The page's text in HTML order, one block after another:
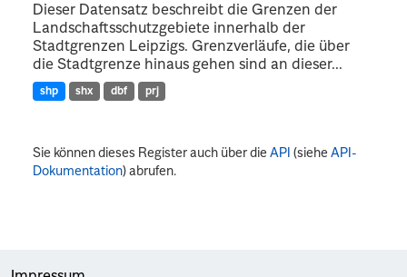
Dieser Datensatz beschreibt die Grenzen der
Landschaftsschutzgebiete innerhalb der
Stadtgrenzen Leipzigs. Grenzverläufe, die über
die Stadtgrenze hinaus gehen sind an dieser...
shp shx dbf prj
Sie können dieses Register auch über dieAPI (sieheAPI-
Dokumentation) abrufen.